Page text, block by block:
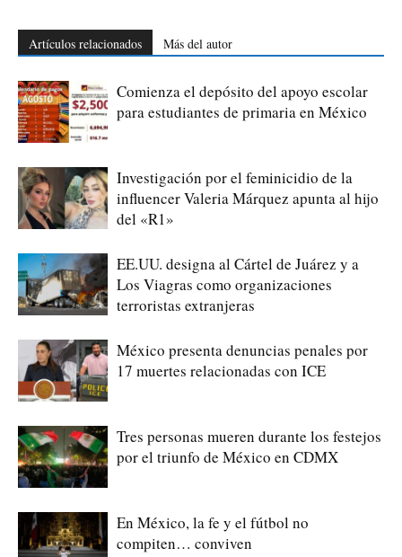
Artículos relacionados Más del autor
Comienza el depósito del apoyo escolar
para estudiantes de primaria en México
Investigación por el feminicidio de la
influencer Valeria Márquez apunta al hijo
del «R1»
EE.UU. designa al Cártel de Juárez y a
Los Viagras como organizaciones
terroristas extranjeras
México presenta denuncias penales por
17 muertes relacionadas con ICE
Tres personas mueren durante los festejos
por el triunfo de México en CDMX
En México, la fe y el fútbol no
compiten… conviven